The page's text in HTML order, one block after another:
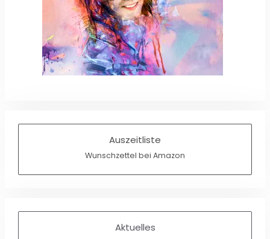
Auszeitliste
Wunschzettel bei Amazon
Aktuelles